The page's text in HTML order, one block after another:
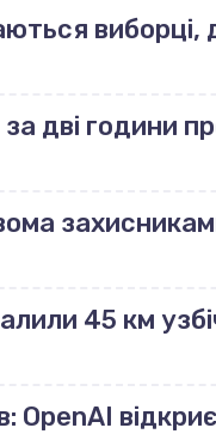
виборці,
дві години
45 км
OpenAI